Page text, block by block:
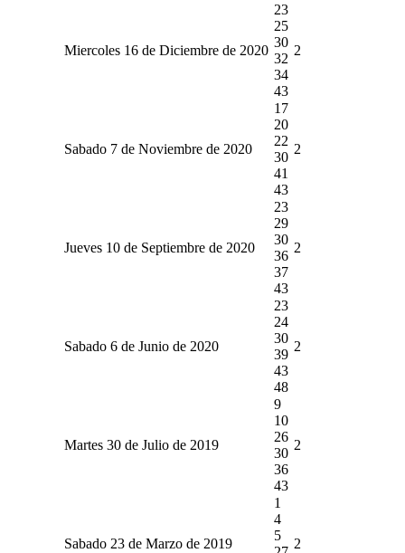
Miercoles 16 de Diciembre de 2020
23
25
30
32
34
43
2
Sabado 7 de Noviembre de 2020
17
20
22
30
41
43
2
Jueves 10 de Septiembre de 2020
23
29
30
36
37
43
2
Sabado 6 de Junio de 2020
23
24
30
39
43
48
2
Martes 30 de Julio de 2019
9
10
26
30
36
43
2
Sabado 23 de Marzo de 2019
1
4
5
2